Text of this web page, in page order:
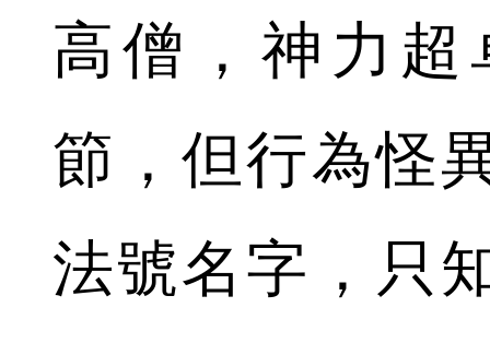
高僧，神力
節，但行為怪
法號名字，只